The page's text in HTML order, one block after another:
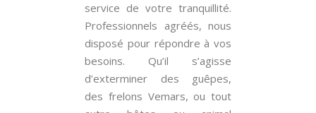
service de votre tranquillité.
Professionnels agréés, nous
disposé pour répondre à vos
besoins. Qu’il s’agisse
d’exterminer des guêpes,
des frelons Vemars, ou tout